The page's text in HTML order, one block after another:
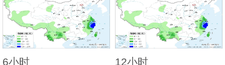
6小时 12小时